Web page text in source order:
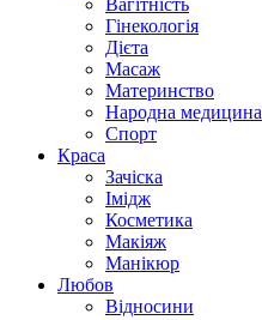
Вагітність
Гінекологія
Дієта
Масаж
Материнство
Народна медицина
Спорт
Краса
Зачіска
Імідж
Косметика
Макіяж
Манікюр
Любов
Відносини